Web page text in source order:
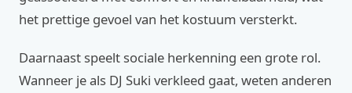
het prettige gevoel van het kostuum versterkt.
Daarnaast speelt sociale herkenning een grote rol.
Wanneer je als DJ Suki verkleed gaat, weten anderen